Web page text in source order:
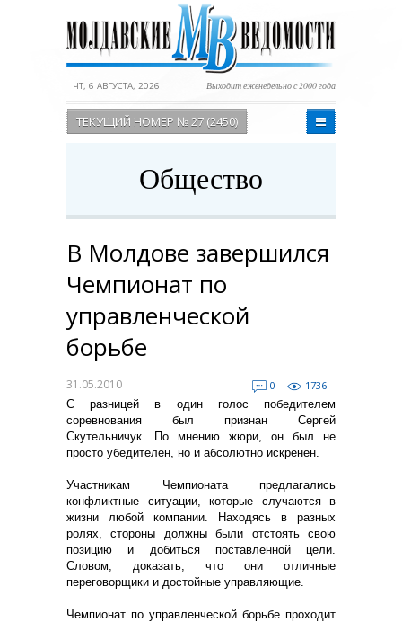
ЧТ, 6 АВГУСТА, 2026 Выходит еженедельно с 2000 года
ТЕКУЩИЙ НОМЕР № 27 (2450)
Общество
В Молдове завершился
Чемпионат по
управленческой
борьбе
31.05.2010 0
1736
С разницей в один голос победителем
соревнования был признан Сергей
Скутельничук. По мнению жюри, он был не
просто убедителен, но и абсолютно искренен.
Участникам Чемпионата предлагались
конфликтные ситуации, которые случаются в
жизни любой компании. Находясь в разных
ролях, стороны должны были отстоять свою
позицию и добиться поставленной цели.
Словом, доказать, что они отличные
переговорщики и достойные управляющие.
Чемпионат по управленческой борьбе проходит